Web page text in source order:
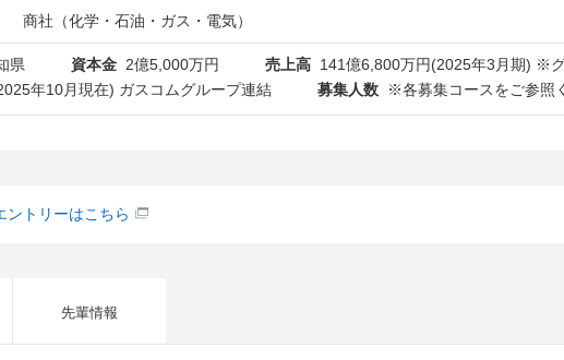
商社（化学・石油・ガス・電気）
県 資本金 2億5,000万円 売上高 141億6,800万円(2025年3月期) ※
年10月現在) ガスコムグループ連結 募集人数 ※各募集コースをご参照
ントリーはこちら
先輩情報